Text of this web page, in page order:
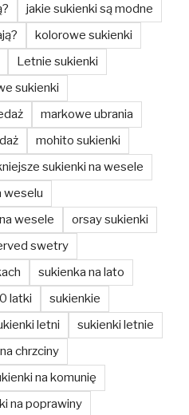
jakie sukienki są modne
kolorowe sukienki
Letnie sukienki
sukienki
markowe ubrania
mohito sukienki
sukienki na wesele
weselu
wesele
orsay sukienki
swetry
sukienka na lato
latki
sukienkie
letni
sukienki letnie
chrzciny
na komunię
na poprawiny